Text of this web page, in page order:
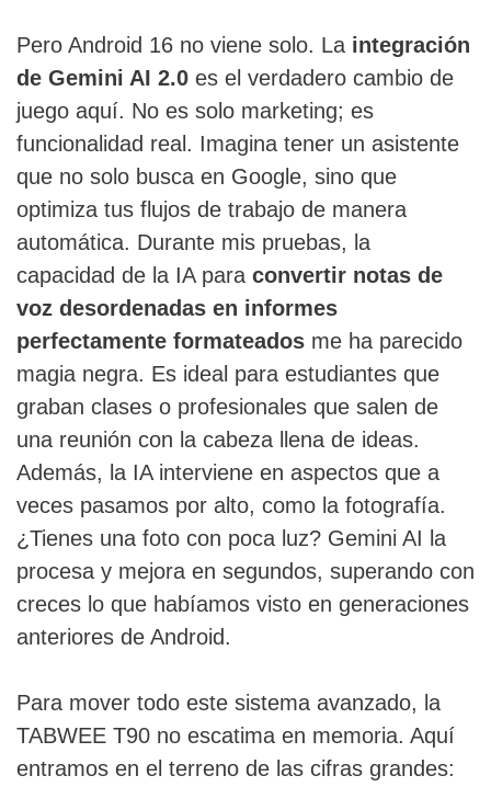
Pero Android 16 no viene solo. La integración
de Gemini AI 2.0 es el verdadero cambio de
juego aquí. No es solo marketing; es
funcionalidad real. Imagina tener un asistente
que no solo busca en Google, sino que
optimiza tus flujos de trabajo de manera
automática. Durante mis pruebas, la
capacidad de la IA para convertir notas de
voz desordenadas en informes
perfectamente formateados me ha parecido
magia negra. Es ideal para estudiantes que
graban clases o profesionales que salen de
una reunión con la cabeza llena de ideas.
Además, la IA interviene en aspectos que a
veces pasamos por alto, como la fotografía.
¿Tienes una foto con poca luz? Gemini AI la
procesa y mejora en segundos, superando con
creces lo que habíamos visto en generaciones
anteriores de Android.
Para mover todo este sistema avanzado, la
TABWEE T90 no escatima en memoria. Aquí
entramos en el terreno de las cifras grandes: